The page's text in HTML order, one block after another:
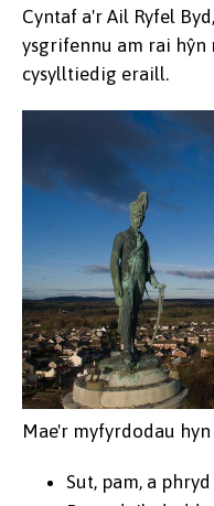
Cyntaf a'r Ail Ryfel
ysgrifennu am rai hŷn
cysylltiedig eraill.
Mae'r myfyrdodau
Sut, pam, a